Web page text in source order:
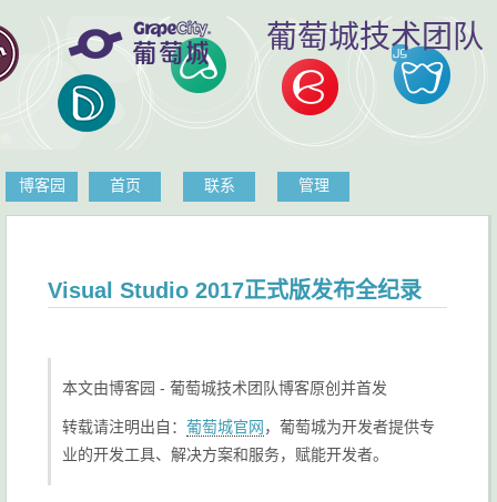
葡萄城技术团队
博客园 首页 联系 管理
Visual Studio 2017正式版发布全纪录
本文由博客园 - 葡萄城技术团队博客原创并首发
转载请注明出自： 葡萄城官网 ，葡萄城为开发者提供专
业的开发工具、解决方案和服务，赋能开发者。